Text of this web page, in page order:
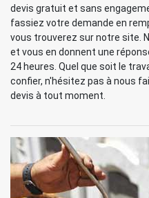
devis gratuit et sans
fassiez votre demande en
vous trouverez sur notre site.
et vous en donnent une
24 heures. Quel que soit le
confier, n'hésitez pas à nous
devis à tout moment.